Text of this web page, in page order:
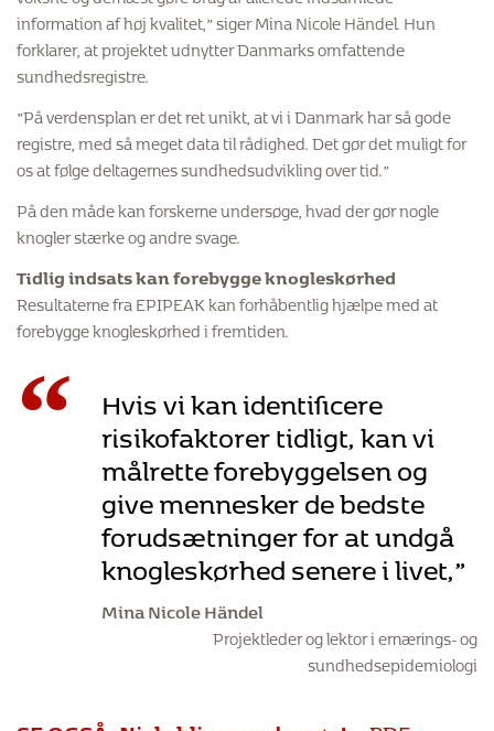
information af høj kvalitet,” siger Mina Nicole Händel. Hun
forklarer, at projektet udnytter Danmarks omfattende
sundhedsregistre.
”På verdensplan er det ret unikt, at vi i Danmark har så gode
registre, med så meget data til rådighed. Det gør det muligt for
os at følge deltagernes sundhedsudvikling over tid.”
På den måde kan forskerne undersøge, hvad der gør nogle
knogler stærke og andre svage.
Tidlig indsats kan forebygge knogleskørhed
Resultaterne fra EPIPEAK kan forhåbentlig hjælpe med at
forebygge knogleskørhed i fremtiden.
“ Hvis vi kan identificere
risikofaktorer tidligt, kan vi
målrette forebyggelsen og
give mennesker de bedste
forudsætninger for at undgå
knogleskørhed senere i livet,”
Mina Nicole Händel
Projektleder og lektor i ernærings- og
sundhedsepidemiologi